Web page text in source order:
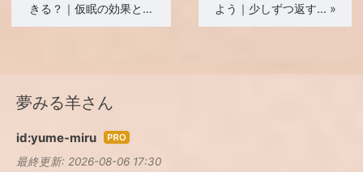
きる？｜仮眠の効果と…
よう｜少しずつ返す… »
夢みる羊さん
id:yume-miru はて
なブ
最終更新: 2026-08-06 17:30